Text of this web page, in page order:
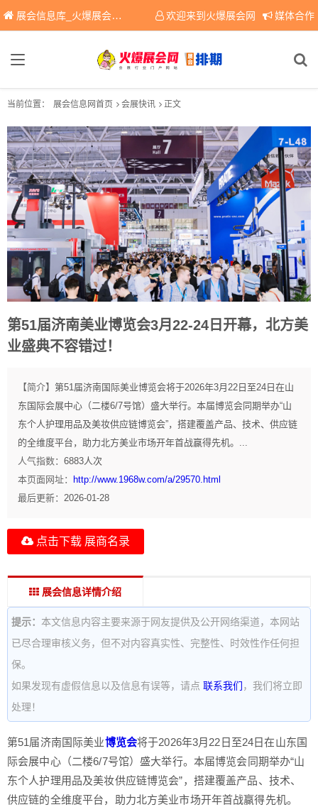
展会信息库_火爆展会网免费展会信息查询平台，提供专业会展服务！ 欢迎来到火爆展会网 媒体合作
当前位置： 展会信息网首页 会展快讯 正文
第51届济南美业博览会3月22-24日开幕，北方美
业盛典不容错过！
【简介】 第51届济南国际美业博览会将于2026年3月22日至24日在山
东国际会展中心（二楼6/7号馆）盛大举行。本届博览会同期举办“山
东个人护理用品及美妆供应链博览会”，搭建覆盖产品、技术、供应链
的全维度平台，助力北方美业市场开年首战赢得先机。...
人气指数： 6883人次
本页面网址：
http://www.1968w.com/a/29570.html
最后更新： 2026-01-28
点击下载 展商名录
展会信息详情介绍
提示： 本文信息内容主要来源于网友提供及公开网络渠道，本网站
已尽合理审核义务，但不对内容真实性、完整性、时效性作任何担
保。
如果发现有虚假信息以及信息有误等，请点 联系我们 ，我们将立即
处理！
第51届济南国际美业博览会将于2026年3月22日至24日在山东国
际会展中心（二楼6/7号馆）盛大举行。本届博览会同期举办“山
东个人护理用品及美妆供应链博览会”，搭建覆盖产品、技术、
供应链的全维度平台，助力北方美业市场开年首战赢得先机。